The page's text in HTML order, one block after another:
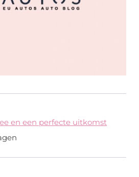
en een perfecte uitkomst